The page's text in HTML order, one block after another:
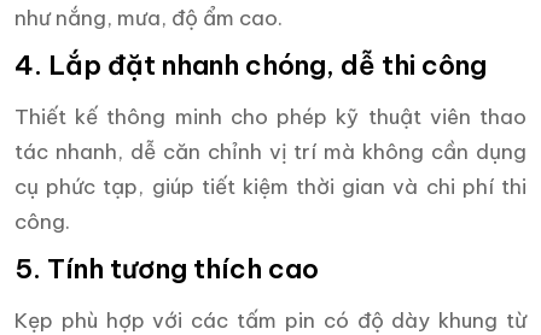
như nắng, mưa, độ ẩm cao.
4. Lắp đặt nhanh chóng, dễ thi công
Thiết kế thông minh cho phép kỹ thuật viên thao
tác nhanh, dễ căn chỉnh vị trí mà không cần dụng
cụ phức tạp, giúp tiết kiệm thời gian và chi phí thi
công.
5. Tính tương thích cao
Kẹp phù hợp với các tấm pin có độ dày khung từ